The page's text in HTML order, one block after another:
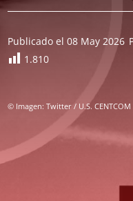
Publicado el 08 May 2026
1.810
© Imagen: Twitter / U.S. CENTCOM